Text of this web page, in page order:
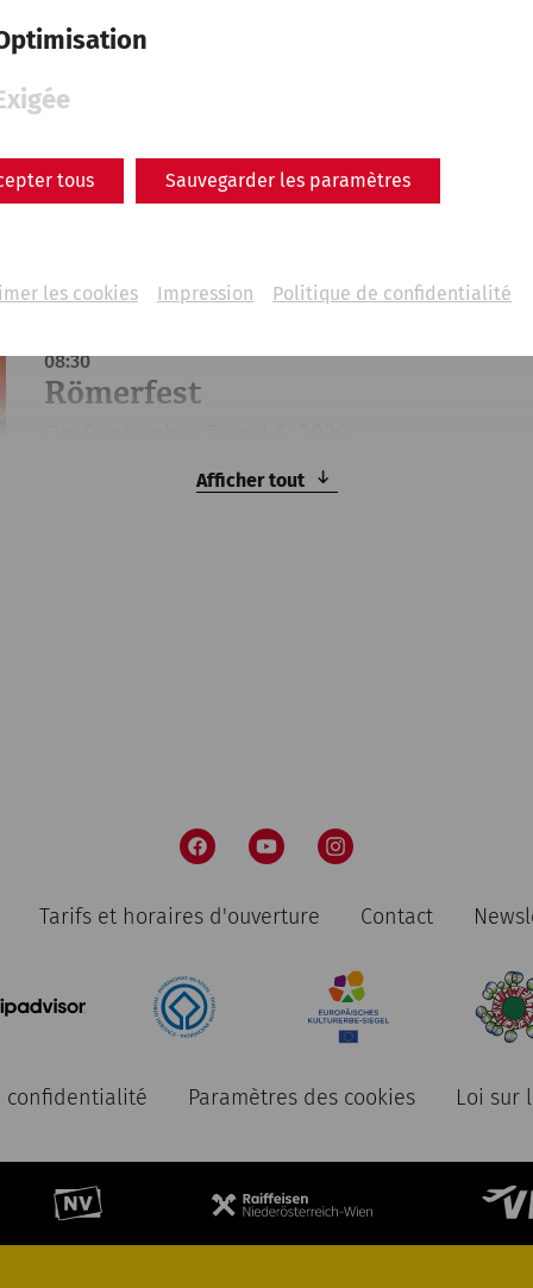
tous Sauvegarder les paramètres
les cookies Impression Politique de confidentialité
On September 5 and 6, 2026
08:30
Römerfest
Rekonstruiertes Stadtviertel
Afficher tout
Tarifs et horaires d'ouverture Contact
confidentialité Paramètres des cookies Loi sur